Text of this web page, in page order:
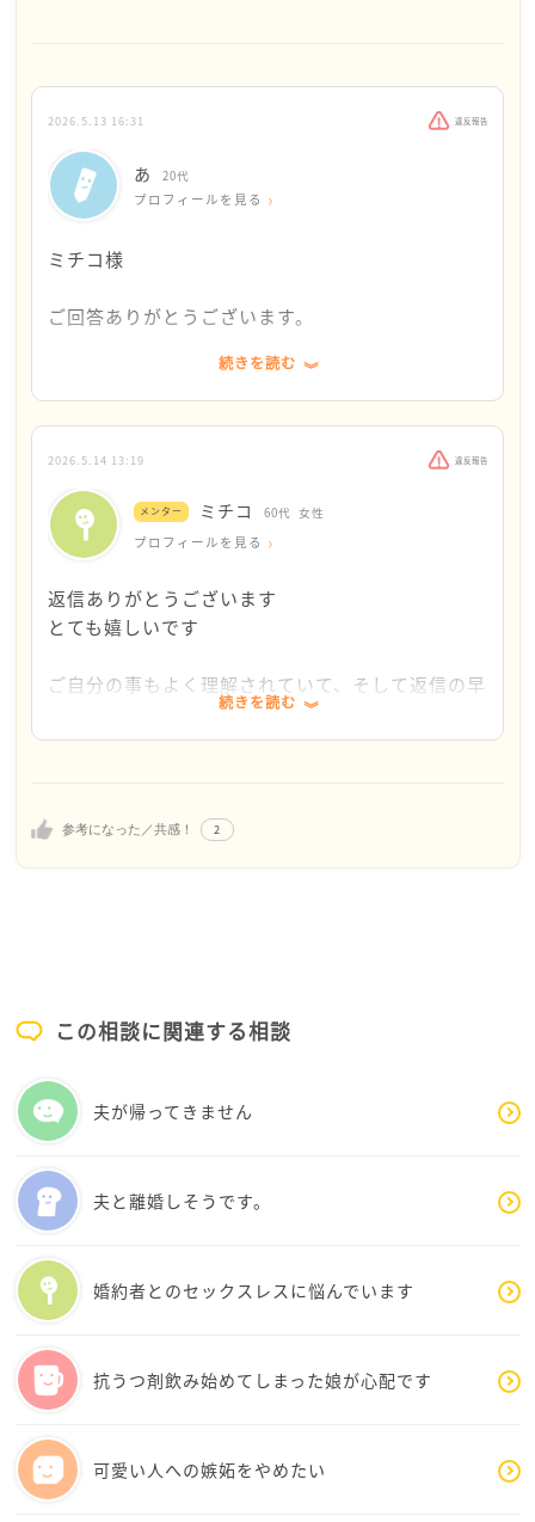
うご自分で答えを出されているかもしれませんね。
紹介され、彼とは何度か食事に行く程度の関係でし
た。私は、なんだかおとなしいし頼りないけど、でも
ました。それで何人かの友人に相談したのです。
「今会ってる人がいるんだけどね、ちょっとおとなし
1つは「そうか―、残念だね。やっぱり頼りがいがある
方が男性は良いよね」と言うものでした。
そしてもう1つは「良いじゃない!!何でもミチコの思い
どおりになるじゃない」と言うものでした。この何で
でした。家の中の事も親戚付き合いもレジャーの計画
も、あなたの好きな様にできるよって言われました。
あさんがどの様な結婚生活をしていきたいのかをじっ
くりと考えてみては、いかがでしょう。
いけば、案外上手く行く気がします。生活価値観の相
らば、それはこの彼氏ではないのかもしれません。
参考になった／共感！ 2
2026.5.13 16:31 違反報告
あ 20代
プロフィールを見る
ミチコ様
ご回答ありがとうございます。
実は投稿後何人かの友人にも相談しましたが、ミチ
コ様同様の2パターンの回答が返ってきており、ミ
チコ様の回答を見て大変驚きました。
①泣くとかありえないし次を考えてもいいんじゃな
い？
という意見
②逆に頼り甲斐がある人を選んだら指図される側だ
よ。言われるより言う方が合ってるでしょ？絶対今
と言う意見
また②の友人はこれが一種のマリッジブルーじゃな
本来私は誰かと生きていくことに向いていないのだ
と思います。1人で十分に生きられるよう努力して
を考えられていることに気がつきました。
経験豊富なミチコ様からご意見伺えて大変助けにな
りました。ありがとうございました。
続きを読む
2026.5.14 13:19 違反報告
メンター ミチコ 60代 女性
プロフィールを見る
返信ありがとうございます
とても嬉しいです
ご自分の事もよく理解されていて、そして返信の早
さからも、あさんの利発さがよく解ります。
ます。
続きを読む
この相談に関連する相談
夫が帰ってきません
夫と離婚しそうです。
婚約者とのセックスレスに悩んでいます
抗うつ剤飲み始めてしまった娘が心配です
可愛い人への嫉妬をやめたい